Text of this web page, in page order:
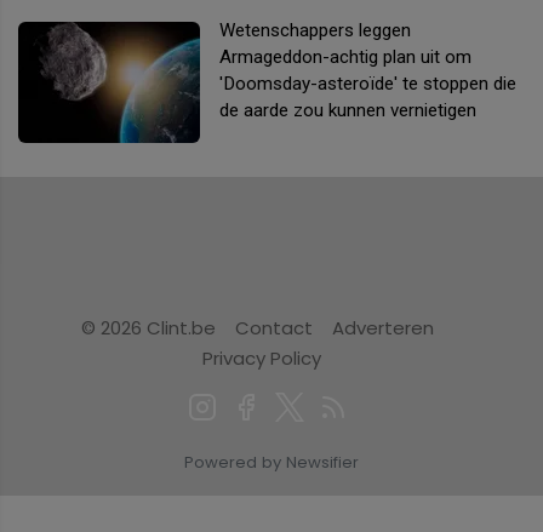
Wetenschappers leggen
Armageddon-achtig plan uit om
'Doomsday-asteroïde' te stoppen die
de aarde zou kunnen vernietigen
© 2026 Clint.be Contact
Adverteren
Privacy Policy
Powered by Newsifier